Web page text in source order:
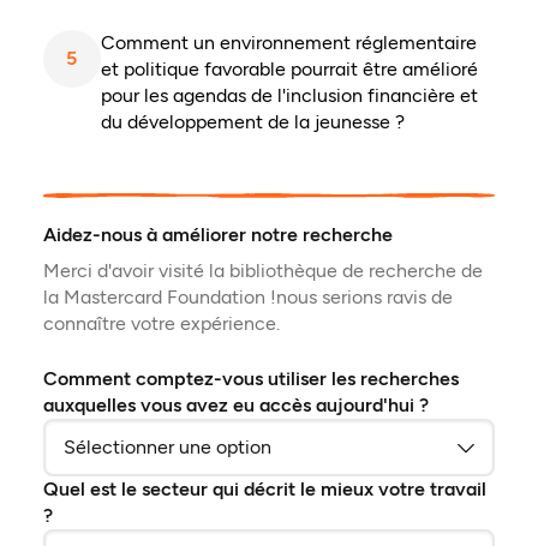
5
Comment un environnement réglementaire
et politique favorable pourrait être amélioré
pour les agendas de l'inclusion financière et
du développement de la jeunesse ?
Aidez-nous à améliorer notre recherche
Merci d'avoir visité la bibliothèque de recherche de
la Mastercard Foundation !nous serions ravis de
connaître votre expérience.
Comment comptez-vous utiliser les recherches
auxquelles vous avez eu accès aujourd'hui ?
Quel est le secteur qui décrit le mieux votre travail
?